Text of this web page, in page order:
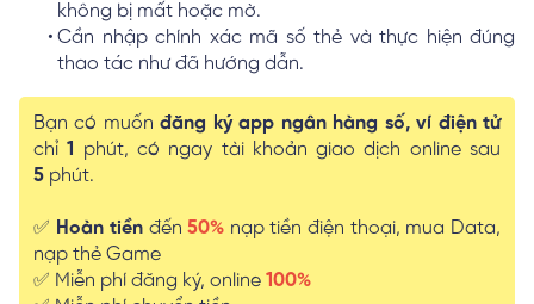
không bị mất hoặc mờ.
Cần nhập chính xác mã số thẻ và thực hiện đúng
thao tác như đã hướng dẫn.
Bạn có muốnđăng ký app ngân hàng số, ví điện tử
chỉ1
phút, có ngay tài khoản giao dịch online sau
5 phút.
✅ Hoàn tiềnđến50% nạp tiền điện thoại, mua Data,
nạp thẻ Game
✅ Miễn phí đăng ký, online 100%